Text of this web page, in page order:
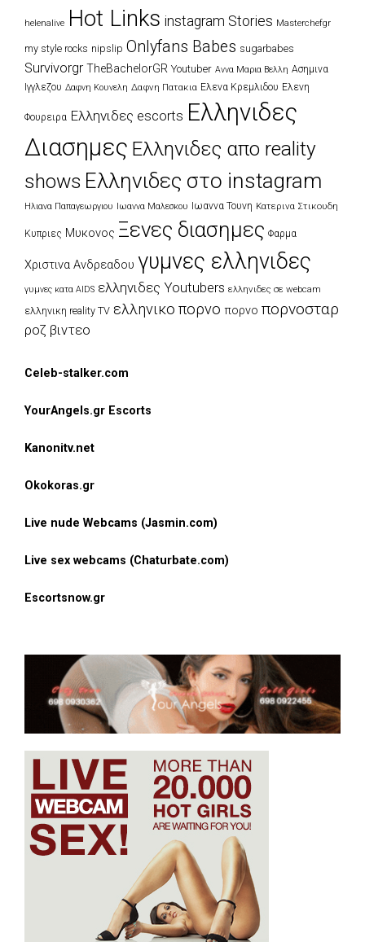
helenalive Hot Links instagram Stories Masterchefgr
my style rocks nipslip Onlyfans Babes sugarbabes
Survivorgr TheBachelorGR Youtuber Αννα Μαρια Βελλη Ασημινα
Ιγγλεζου Δαφνη Κουνελη Δαφνη Πατακια Ελενα Κρεμλιδου Ελενη
Φουρειρα Ελληνιδες escorts Ελληνιδες
Διασημες Ελληνιδες απο reality
shows Ελληνιδες στο instagram
Ηλιανα Παπαγεωργιου Ιωαννα Μαλεσκου Ιωαννα Τουνη Κατερινα Στικουδη
Κυπριες Μυκονος Ξενες διασημες Φαρμα
Χριστινα Ανδρεαδου γυμνες ελληνιδες
γυμνες κατα AIDS ελληνιδες Youtubers ελληνιδες σε webcam
ελληνικη reality TV ελληνικο πορνο πορνο πορνοσταρ
ροζ βιντεο
Celeb-stalker.com
YourAngels.gr Escorts
Kanonitv.net
Okokoras.gr
Live nude Webcams (Jasmin.com)
Live sex webcams (Chaturbate.com)
Escortsnow.gr